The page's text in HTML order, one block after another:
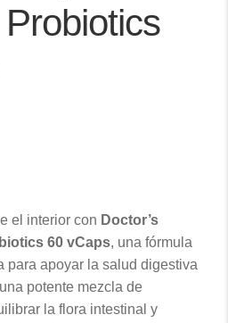
Probiotics
el interior con Doctor’s
60 vCaps, una fórmula
para apoyar la salud digestiva
potente mezcla de
la flora intestinal y